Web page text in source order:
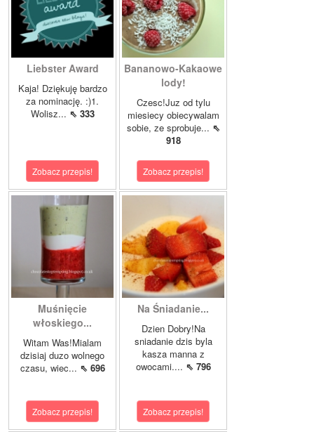
Liebster Award
Kaja! Dziękuję bardzo
za nominację. :)1.
Wolisz... ⇖ 333
Zobacz przepis!
Bananowo-Kakaowe
lody!
Czesc!Juz od tylu
miesiecy obiecywalam
sobie, ze sprobuje... ⇖
918
Zobacz przepis!
Muśnięcie
włoskiego...
Witam Was!Mialam
dzisiaj duzo wolnego
czasu, wiec... ⇖ 696
Zobacz przepis!
Na Śniadanie...
Dzien Dobry!Na
sniadanie dzis byla
kasza manna z
owocami.... ⇖ 796
Zobacz przepis!